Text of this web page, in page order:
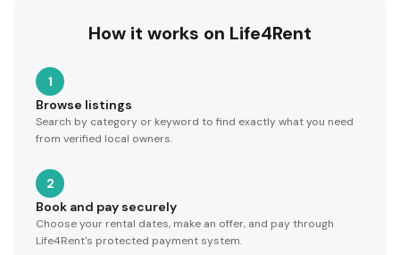
How it works on Life4Rent
1
Browse listings
Search by category or keyword to find exactly what you need
from verified local owners.
2
Book and pay securely
Choose your rental dates, make an offer, and pay through
Life4Rent's protected payment system.